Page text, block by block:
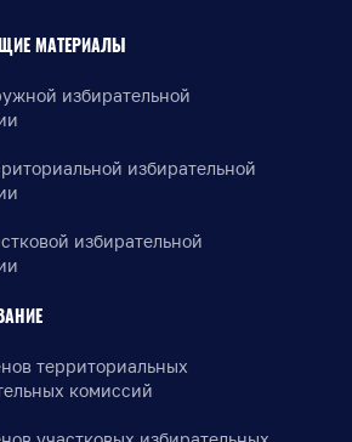
МАТЕРИАЛЫ
избирательной
избирательной
избирательной
территориальных
комиссий